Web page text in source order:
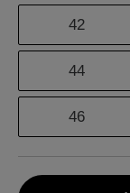
42
44
46